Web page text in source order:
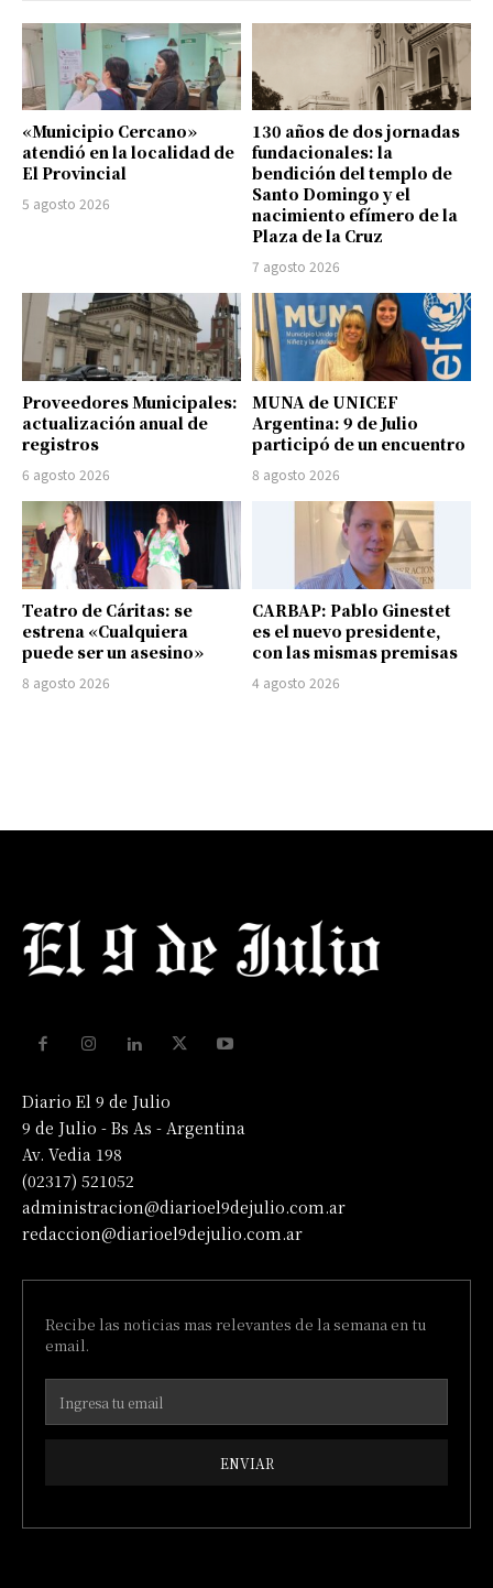
«Municipio Cercano»
atendió en la localidad de
El Provincial
5 agosto 2026
130 años de dos jornadas
fundacionales: la
bendición del templo de
Santo Domingo y el
nacimiento efímero de la
Plaza de la Cruz
7 agosto 2026
Proveedores Municipales:
actualización anual de
registros
6 agosto 2026
MUNA de UNICEF
Argentina: 9 de Julio
participó de un encuentro
8 agosto 2026
Teatro de Cáritas: se
estrena «Cualquiera
puede ser un asesino»
8 agosto 2026
CARBAP: Pablo Ginestet
es el nuevo presidente,
con las mismas premisas
4 agosto 2026
Diario El 9 de Julio
9 de Julio - Bs As - Argentina
Av. Vedia 198
(02317) 521052
administracion@diarioel9dejulio.com.ar
redaccion@diarioel9dejulio.com.ar
Recibe las noticias mas relevantes de la semana en tu
email.
ENVIAR